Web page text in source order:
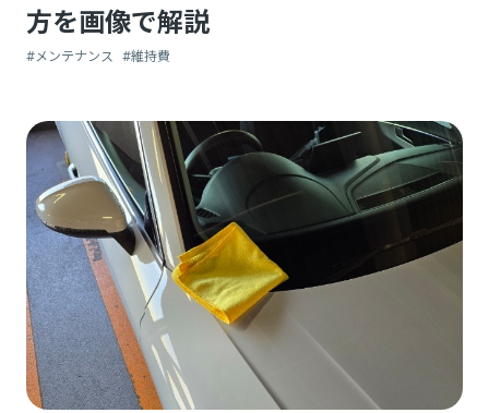
方を画像で解説
#メンテナンス #維持費